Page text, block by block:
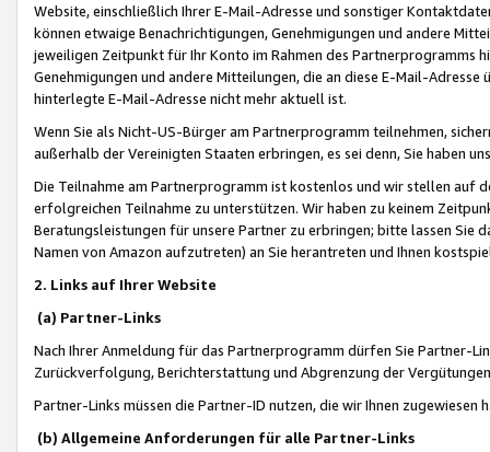
Website, einschließlich Ihrer E-Mail-Adresse und sonstiger
können etwaige Benachrichtigungen, Genehmigungen und andere
jeweiligen Zeitpunkt für Ihr Konto im Rahmen des Partnerprogramms
Genehmigungen und andere Mitteilungen, die an diese E-Mail-
hinterlegte E-Mail-Adresse nicht mehr aktuell ist.
Wenn Sie als Nicht-US-Bürger am Partnerprogramm teilnehmen,
außerhalb der Vereinigten Staaten erbringen, es sei denn, Sie haben
Die Teilnahme am Partnerprogramm ist kostenlos und wir stellen auf
erfolgreichen Teilnahme zu unterstützen. Wir haben zu keinem
Beratungsleistungen für unsere Partner zu erbringen; bitte lassen Sie
Namen von Amazon aufzutreten) an Sie herantreten und Ihnen
2. Links auf Ihrer Website
(a) Partner-Links
Nach Ihrer Anmeldung für das Partnerprogramm dürfen Sie Partner-
Zurückverfolgung, Berichterstattung und Abgrenzung der
Partner-Links müssen die Partner-ID nutzen, die wir Ihnen zugewiesen
(b) Allgemeine Anforderungen für alle Partner-Links